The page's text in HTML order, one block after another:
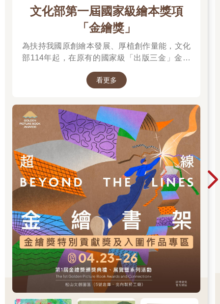
文化部第一屆國家級繪本獎項
「金繪獎」
為扶持我國原創繪本發展、厚植創作量能，文化
部114年起，在原有的國家級「出版三金」金鼎
促進台灣圖文出版的多元發展。獎項分為「特別
「跨域應用獎」、「年度繪本獎」，以及「金繪
大獎」。
看更多